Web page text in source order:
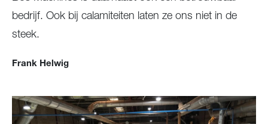
bedrijf. Ook bij calamiteiten laten ze ons niet in de
steek.
Frank Helwig